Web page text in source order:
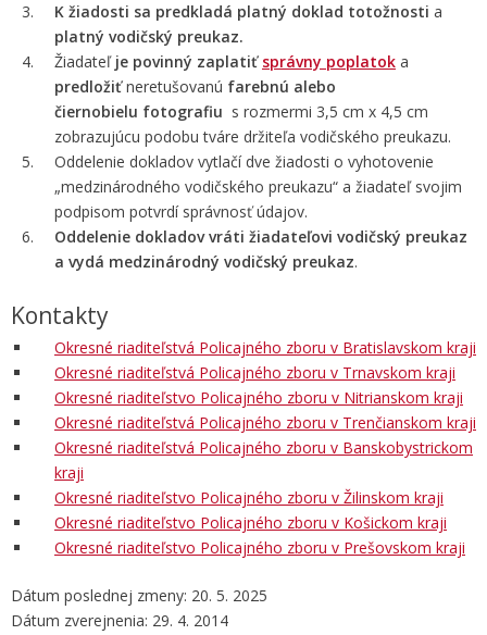
K žiadosti sa predkladá platný doklad totožnosti a
platný vodičský preukaz.
Žiadateľje povinný zaplatiť správny poplatok a
predložiťneretušovanú farebnú alebo
čiernobielu fotografiu s rozmermi 3,5 cm x 4,5 cm
zobrazujúcu podobu tváre držiteľa vodičského preukazu.
Oddelenie dokladov vytlačí dve žiadosti o vyhotovenie
„medzinárodného vodičského preukazu“ a žiadateľ svojim
podpisom potvrdí správnosť údajov.
Oddelenie dokladov vráti žiadateľovi vodičský preukaz
a vydá medzinárodný vodičský preukaz.
Kontakty
Okresné riaditeľstvá Policajného zboru v Bratislavskom kraji
Okresné riaditeľstvá Policajného zboru v Trnavskom kraji
Okresné riaditeľstvo Policajného zboru v Nitrianskom kraji
Okresné riaditeľstvá Policajného zboru v Trenčianskom kraji
Okresné riaditeľstvá Policajného zboru v Banskobystrickom
kraji
Okresné riaditeľstvo Policajného zboru v Žilinskom kraji
Okresné riaditeľstvo Policajného zboru v Košickom kraji
Okresné riaditeľstvo Policajného zboru v Prešovskom kraji
Dátum poslednej zmeny: 20. 5. 2025
Dátum zverejnenia: 29. 4. 2014